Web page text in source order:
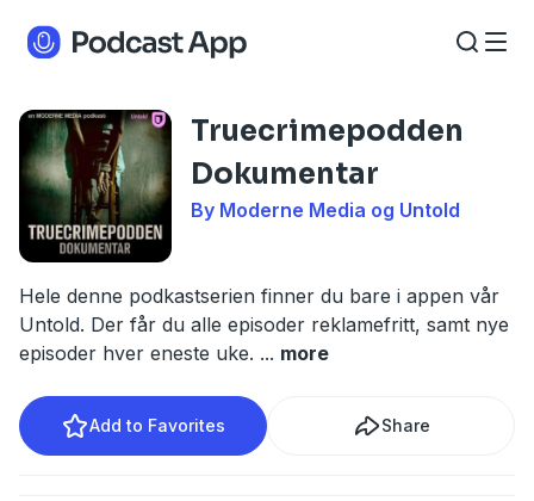
Truecrimepodden
Dokumentar
By Moderne Media og Untold
Hele denne podkastserien finner du bare i appen vår
Untold. Der får du alle episoder reklamefritt, samt nye
episoder hver eneste uke. ... more
Add to Favorites Share